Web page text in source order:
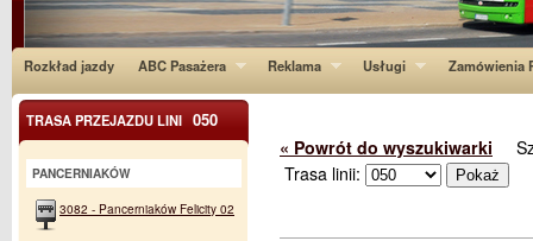
Rozkład jazdy ABC Pasażera Reklama Usługi Zamówienia
« Powrót do wyszukiwarki
Trasa linii:
TRASA PRZEJAZDU LINI 050
PANCERNIAKÓW
3082 - Pancerniaków Felicity 02